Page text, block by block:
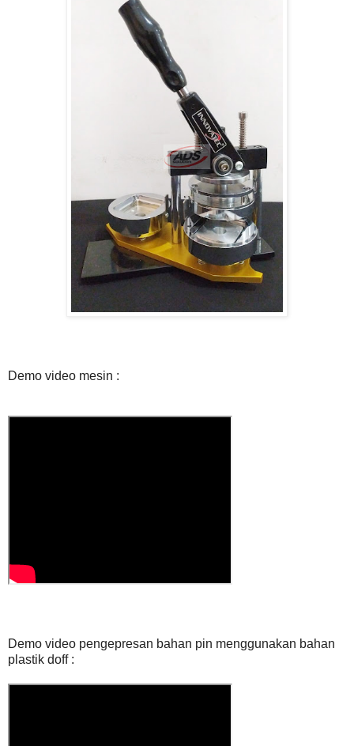
Demo video mesin :
Demo video pengepresan bahan pin menggunakan bahan
plastik doff :